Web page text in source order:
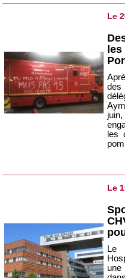
Le
les
des
les
Le
Le